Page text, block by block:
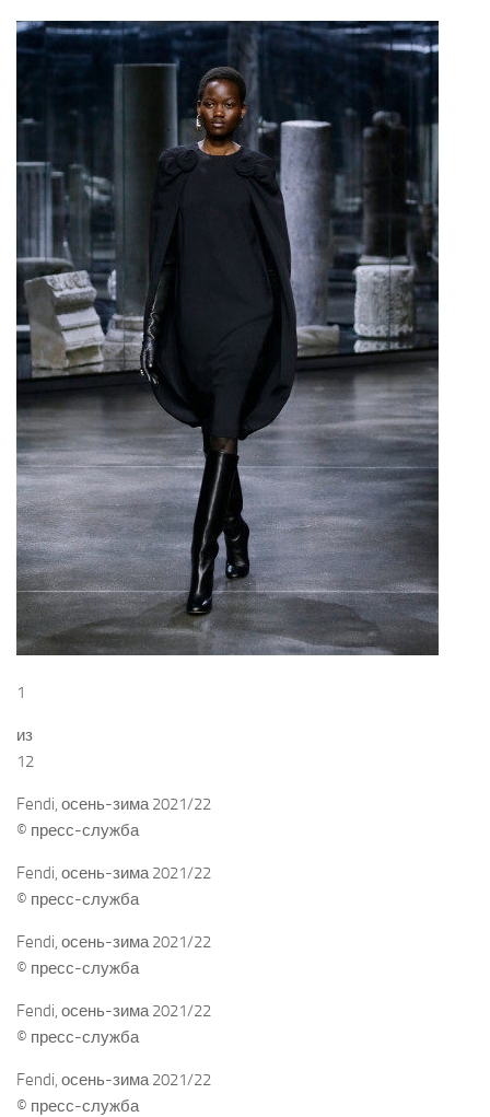
1
из
12
Fendi, осень-зима 2021/22
© пресс-служба
Fendi, осень-зима 2021/22
© пресс-служба
Fendi, осень-зима 2021/22
© пресс-служба
Fendi, осень-зима 2021/22
© пресс-служба
Fendi, осень-зима 2021/22
© пресс-служба